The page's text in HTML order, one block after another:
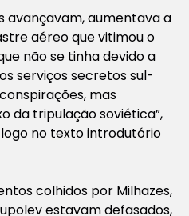
avançavam, aumentava a
aéreo que vitimou o
não se tinha devido a
serviços secretos sul-
mas
da tripulação soviética”,
no texto introdutório
colhidos por Milhazes,
estavam defasados,